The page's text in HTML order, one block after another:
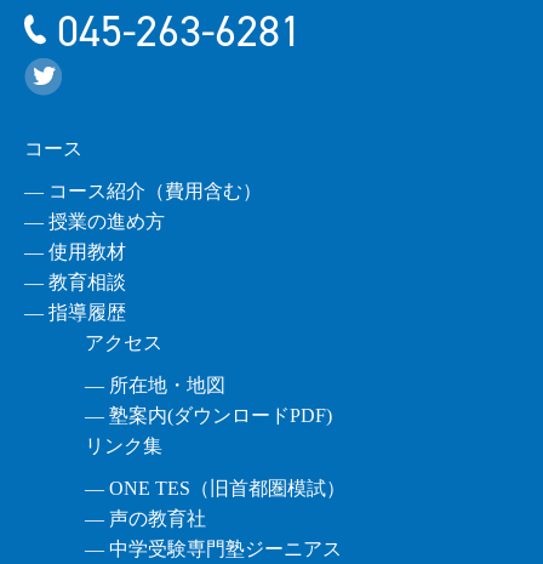
045-263-6281
コース
― コース紹介（費用含む）
― 授業の進め方
― 使用教材
― 教育相談
― 指導履歴
アクセス
― 所在地・地図
― 塾案内(ダウンロードPDF)
リンク集
― ONE TES（旧首都圏模試）
― 声の教育社
― 中学受験専門塾ジーニアス